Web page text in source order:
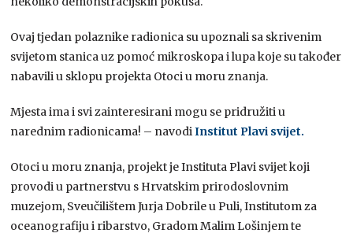
Ovaj tjedan polaznike radionica su upoznali sa skrivenim
svijetom stanica uz pomoć mikroskopa i lupa koje su također
nabavili u sklopu projekta Otoci u moru znanja.
Mjesta ima i svi zainteresirani mogu se pridružiti u
narednim radionicama! – navodiInstitut Plavi svijet.
Otoci u moru znanja, projekt je Instituta Plavi svijet koji
provodi u partnerstvu s Hrvatskim prirodoslovnim
muzejom, Sveučilištem Jurja Dobrile u Puli, Institutom za
oceanografiju i ribarstvo, Gradom Malim Lošinjem te